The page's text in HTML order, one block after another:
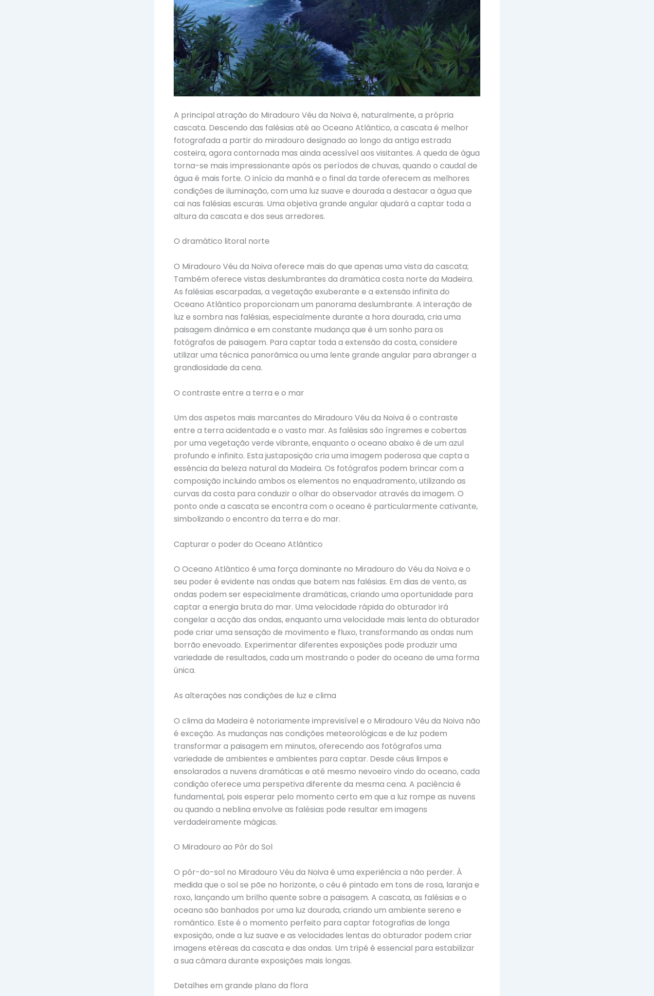
A principal atração do Miradouro Véu da Noiva é, naturalmente, a própria
cascata. Descendo das falésias até ao Oceano Atlântico, a cascata é melhor
fotografada a partir do miradouro designado ao longo da antiga estrada
costeira, agora contornada mas ainda acessível aos visitantes. A queda de água
torna-se mais impressionante após os períodos de chuvas, quando o caudal de
água é mais forte. O início da manhã e o final da tarde oferecem as melhores
condições de iluminação, com uma luz suave e dourada a destacar a água que
cai nas falésias escuras. Uma objetiva grande angular ajudará a captar toda a
altura da cascata e dos seus arredores.
O dramático litoral norte
O Miradouro Véu da Noiva oferece mais do que apenas uma vista da cascata;
Também oferece vistas deslumbrantes da dramática costa norte da Madeira.
As falésias escarpadas, a vegetação exuberante e a extensão infinita do
Oceano Atlântico proporcionam um panorama deslumbrante. A interação de
luz e sombra nas falésias, especialmente durante a hora dourada, cria uma
paisagem dinâmica e em constante mudança que é um sonho para os
fotógrafos de paisagem. Para captar toda a extensão da costa, considere
utilizar uma técnica panorâmica ou uma lente grande angular para abranger a
grandiosidade da cena.
O contraste entre a terra e o mar
Um dos aspetos mais marcantes do Miradouro Véu da Noiva é o contraste
entre a terra acidentada e o vasto mar. As falésias são íngremes e cobertas
por uma vegetação verde vibrante, enquanto o oceano abaixo é de um azul
profundo e infinito. Esta justaposição cria uma imagem poderosa que capta a
essência da beleza natural da Madeira. Os fotógrafos podem brincar com a
composição incluindo ambos os elementos no enquadramento, utilizando as
curvas da costa para conduzir o olhar do observador através da imagem. O
ponto onde a cascata se encontra com o oceano é particularmente cativante,
simbolizando o encontro da terra e do mar.
Capturar o poder do Oceano Atlântico
O Oceano Atlântico é uma força dominante no Miradouro do Véu da Noiva e o
seu poder é evidente nas ondas que batem nas falésias. Em dias de vento, as
ondas podem ser especialmente dramáticas, criando uma oportunidade para
captar a energia bruta do mar. Uma velocidade rápida do obturador irá
congelar a acção das ondas, enquanto uma velocidade mais lenta do obturador
pode criar uma sensação de movimento e fluxo, transformando as ondas num
borrão enevoado. Experimentar diferentes exposições pode produzir uma
variedade de resultados, cada um mostrando o poder do oceano de uma forma
única.
As alterações nas condições de luz e clima
O clima da Madeira é notoriamente imprevisível e o Miradouro Véu da Noiva não
é exceção. As mudanças nas condições meteorológicas e de luz podem
transformar a paisagem em minutos, oferecendo aos fotógrafos uma
variedade de ambientes e ambientes para captar. Desde céus limpos e
ensolarados a nuvens dramáticas e até mesmo nevoeiro vindo do oceano, cada
condição oferece uma perspetiva diferente da mesma cena. A paciência é
fundamental, pois esperar pelo momento certo em que a luz rompe as nuvens
ou quando a neblina envolve as falésias pode resultar em imagens
verdadeiramente mágicas.
O Miradouro ao Pôr do Sol
O pôr-do-sol no Miradouro Véu da Noiva é uma experiência a não perder. À
medida que o sol se põe no horizonte, o céu é pintado em tons de rosa, laranja e
roxo, lançando um brilho quente sobre a paisagem. A cascata, as falésias e o
oceano são banhados por uma luz dourada, criando um ambiente sereno e
romântico. Este é o momento perfeito para captar fotografias de longa
exposição, onde a luz suave e as velocidades lentas do obturador podem criar
imagens etéreas da cascata e das ondas. Um tripé é essencial para estabilizar
a sua câmara durante exposições mais longas.
Detalhes em grande plano da flora